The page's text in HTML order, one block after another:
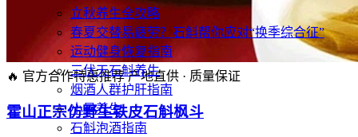
立秋养生全攻略
春夏交替易疲劳？石斛帮你应对“换季综合征”
运动健身恢复指南
三伏天石斛养生
烟酒人群护肝指南
小暑养生
石斛泡酒指南
🔥 官方合作特惠推荐产地直供 · 质量保证
霍山正宗仿野生铁皮石斛枫斗